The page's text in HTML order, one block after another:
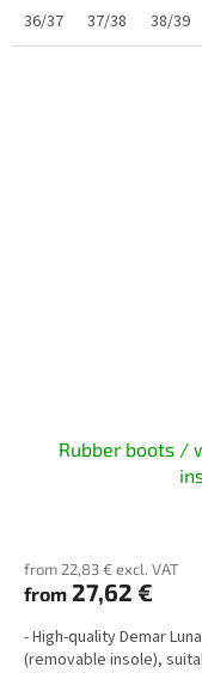
36/37
37/38 38/39
Rubber boots /
from 22,83 € excl. VAT
from 27,62 €
- High-quality Demar
(removable insole),